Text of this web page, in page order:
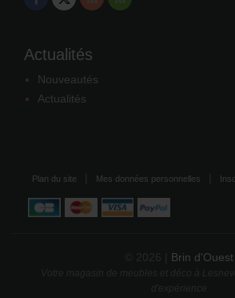
Actualités
Nouveautés
Actualités
Plan du site Mes données personnelles
© 2026 | Brin d'Ouest
Votre magasin de meubles et déco à